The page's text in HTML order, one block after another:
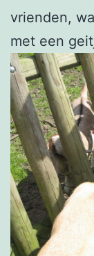
vrienden,
met een